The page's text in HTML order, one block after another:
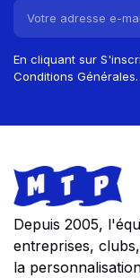
En cliquant sur
Conditions Générales.
Footer
Store information
Depuis 2005,
entreprises,
la